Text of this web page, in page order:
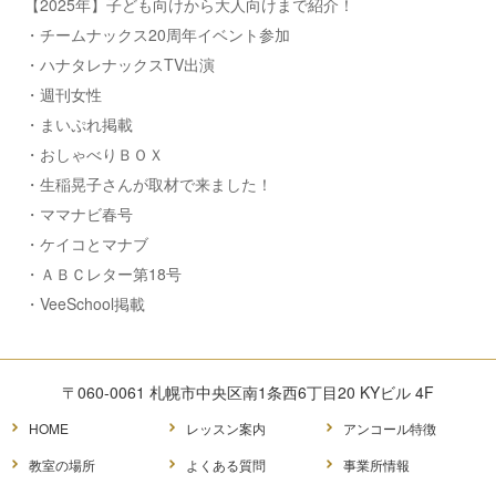
【2025年】子ども向けから大人向けまで紹介！
・チームナックス20周年イベント参加
・ハナタレナックスTV出演
・週刊女性
・まいぷれ掲載
・おしゃべりＢＯＸ
・生稲晃子さんが取材で来ました！
・ママナビ春号
・ケイコとマナブ
・ＡＢＣレター第18号
・VeeSchool掲載
〒060-0061 札幌市中央区南1条西6丁目20 KYビル 4F
HOME レッスン案内
アンコール特徴
教室の場所
よくある質問 事業所情報